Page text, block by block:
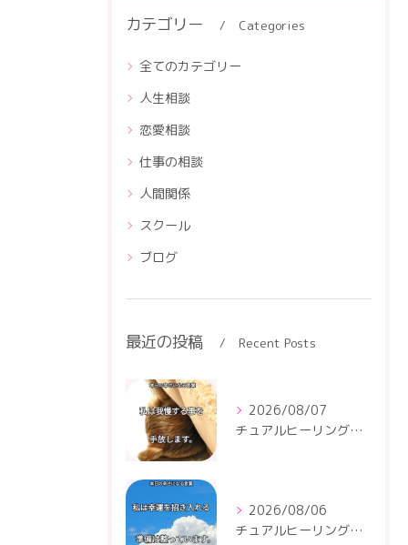
カテゴリー Categories
全てのカテゴリー
人生相談
恋愛相談
仕事の相談
人間関係
スクール
ブログ
最近の投稿 Recent Posts
2026/08/07
チュアルヒーリングセンター
2026/08/06
チュアルヒーリングセンター